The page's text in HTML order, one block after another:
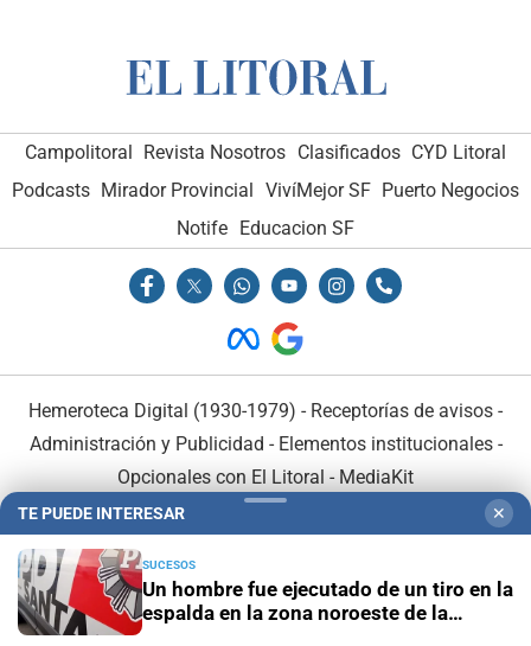
Campolitoral Revista Nosotros Clasificados CYD Litoral
Podcasts Mirador Provincial VivíMejor SF Puerto Negocios
Notife Educacion SF
Hemeroteca Digital (1930-1979) - Receptorías de avisos -
Administración y Publicidad - Elementos institucionales-
Opcionales con El Litoral - MediaKit
TE PUEDE INTERESAR ✕
SUCESOS
Un hombre fue ejecutado de un tiro en la
espalda en la zona noroeste de la